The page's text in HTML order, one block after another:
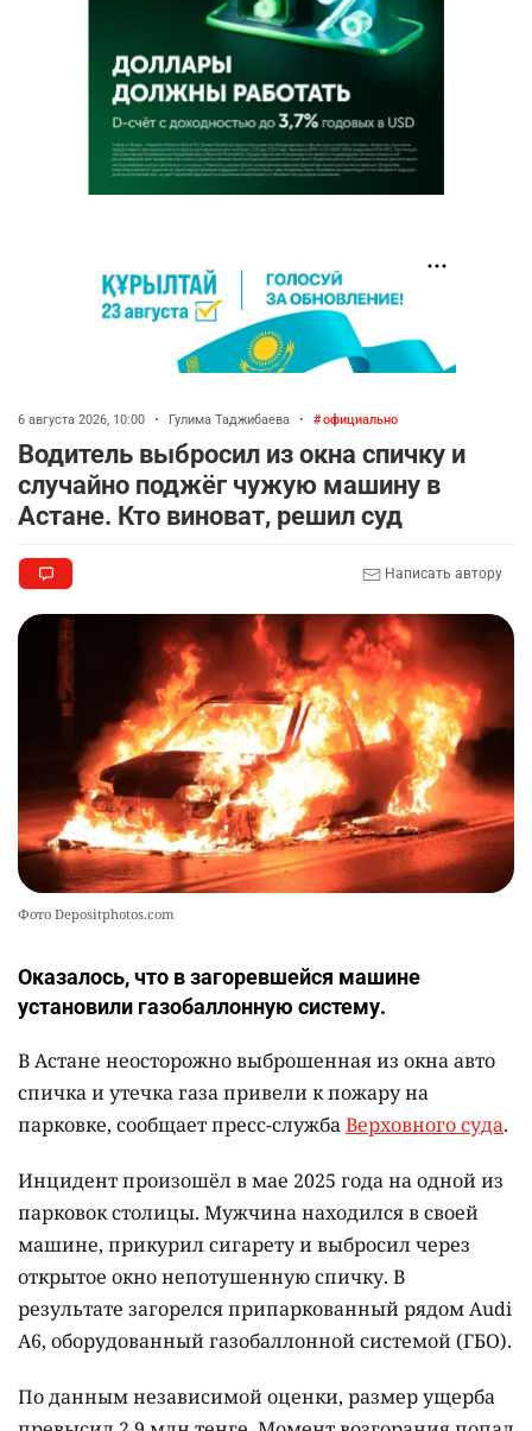
6 августа 2026, 10:00 • Гулима Таджибаева • официально
Водитель выбросил из окна спичку и
случайно поджёг чужую машину в
Астане. Кто виноват, решил суд
Написать автору
Фото Depositphotos.com
Оказалось, что в загоревшейся машине
установили газобаллонную систему.
В Астане неосторожно выброшенная из окна авто
спичка и утечка газа привели к пожару на
парковке, сообщает пресс-службаВерховного суда.
Инцидент произошёл в мае 2025 года на одной из
парковок столицы. Мужчина находился в своей
машине, прикурил сигарету и выбросил через
открытое окно непотушенную спичку. В
результате загорелся припаркованный рядом Audi
A6, оборудованный газобаллонной системой (ГБО).
По данным независимой оценки, размер ущерба